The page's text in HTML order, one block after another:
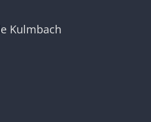
Kulmbach